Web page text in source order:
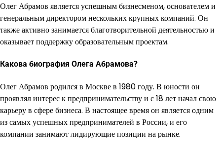
Олег Абрамов является успешным бизнесменом, основателем и
генеральным директором нескольких крупных компаний. Он
также активно занимается благотворительной деятельностью и
оказывает поддержку образовательным проектам.
Какова биография Олега Абрамова?
Олег Абрамов родился в Москве в 1980 году. В юности он
проявлял интерес к предпринимательству и с 18 лет начал свою
карьеру в сфере бизнеса. В настоящее время он является одним
из самых успешных предпринимателей в России, и его
компании занимают лидирующие позиции на рынке.